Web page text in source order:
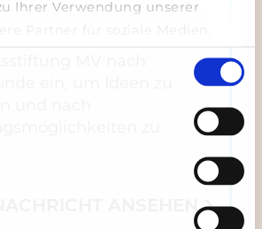
Ihrer Verwendung unserer
Partner für soziale Medien,
weiter. Unsere Partner
möglicherweise mit
oder die sie im Rahmen Ihrer
Christian Pegel lud
ein, um Ideen zu
zu